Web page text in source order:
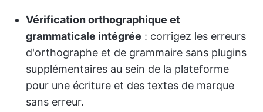
Vérification orthographique et
grammaticale intégrée : corrigez les erreurs
d'orthographe et de grammaire sans plugins
supplémentaires au sein de la plateforme
pour une écriture et des textes de marque
sans erreur.